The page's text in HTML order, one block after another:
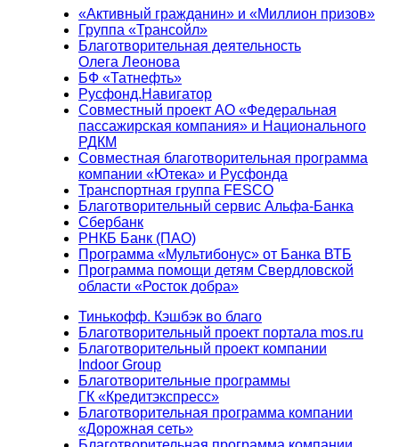
«Активный гражданин» и «Миллион призов»
Группа «Трансойл»
Благотворительная деятельность
Олега Леонова
БФ «Татнефть»
Русфонд.Навигатор
Совместный проект АО «Федеральная
пассажирская компания» и Национального
РДКМ
Совместная благотворительная программа
компании «Ютека» и Русфонда
Транспортная группа FESCO
Благотворительный сервис Альфа-Банка
Сбербанк
РНКБ Банк (ПАО)
Программа «Мультибонус» от Банка ВТБ
Программа помощи детям Свердловской
области «Росток добра»
Тинькофф. Кэшбэк во благо
Благотворительный проект портала mos.ru
Благотворительный проект компании
Indoor Group
Благотворительные программы
ГК «Кредитэкспресс»
Благотворительная программа компании
«Дорожная сеть»